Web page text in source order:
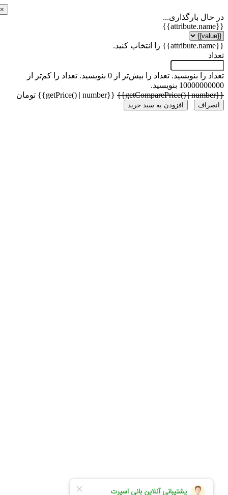
بارگذاری...
را بنویسید.تعداد را بیش‌تر از 0 بنویسید.
تعداد را کم‌تر از
بنویسید.
{{getPrice() | number}} تومان
افزودن به سبد خرید